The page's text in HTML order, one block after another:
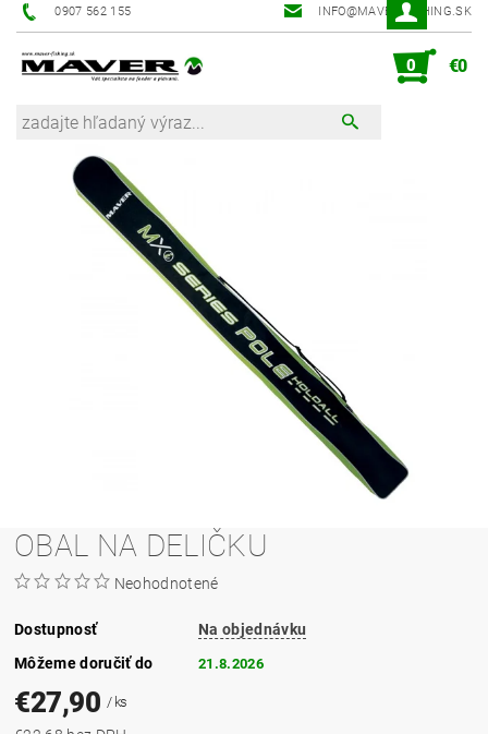
0907 562 155 INFO@MAVER-FISHING.SK
0 €0
OBAL NA DELIČKU
Neohodnotené
Dostupnosť
Na objednávku
Môžeme doručiť do
21.8.2026
€27,90 / ks